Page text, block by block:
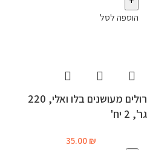
הוספה לסל
רולים מעושנים בלו ואלי, 220
גר', 2 יח'
35.00 ₪